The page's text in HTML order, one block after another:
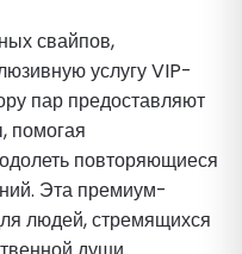
свайпов,
услугу VIP-
пар предоставляют
помогая
повторяющиеся
Эта премиум-
людей, стремящихся